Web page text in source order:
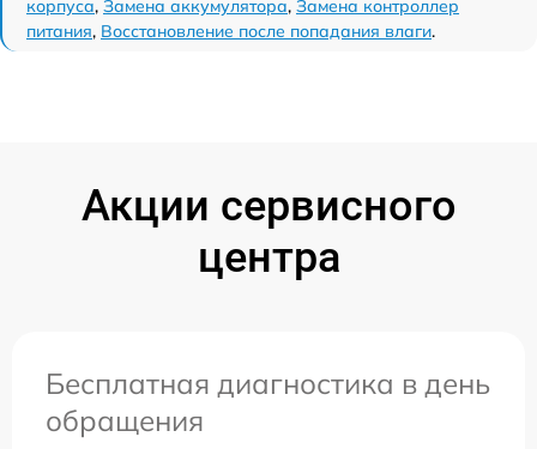
корпуса, Замена аккумулятора, Замена контроллер
питания, Восстановление после попадания влаги.
Акции сервисного
центра
Бесплатная диагностика в день
обращения